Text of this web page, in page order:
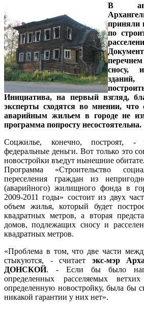
В
приняли
по
сносу,
зданий,
Инициатива, на первый взгляд,
эксперты сходятся во мнении, что
аварийным жильем в городе не
программа попросту несостоятельна.
Соцжилье, конечно, построят,
федеральные деньги. Вот только это
новостройки въедут нынешние
Программа «Строительство
переселения граждан из
(аварийного) жилищного фонда в
2009-2011 годы» состоит из двух
объем жилья, который будет
квадратных метров, а вторая
домов, подлежащих сносу и
квадратных метров.
«Проблема в том, что две части
стыкуются, - считает экс-мэр
ДОНСКОЙ. - Если бы было
определенных расселяемых
определенную новостройку, была бы
никакой гарантии у них нет».